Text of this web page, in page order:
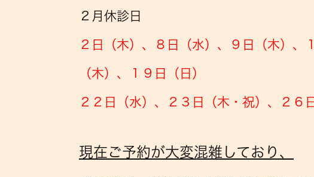
２月休診日
２日（木）、８日（水）、９日（木）、
（木）、１９日（日）
２２日（水）、 ２３日（木・祝）、 ２６
現在ご予約が大変混雑しており、